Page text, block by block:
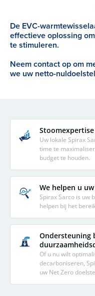
De EVC-
effectieve oplossing
te stimuleren.
Neem contact op om
we uw netto-
Uw lokale Spirax
time te
budget te houden.
We helpen u
Spirax Sarco is uw
helpen bij het
Ondersteuning
Of u nu wilt
decarboniseren,
uw Net Zero